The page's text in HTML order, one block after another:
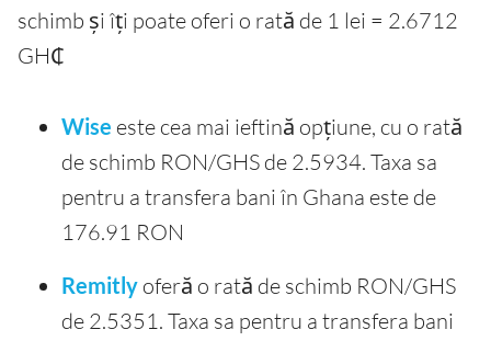
schimb și îți poate oferi o rată de 1 lei = 2.6712
GH₵
Wise este cea mai ieftină opțiune, cu o rată
de schimb RON/GHS de 2.5934. Taxa sa
pentru a transfera bani în Ghana este de
176.91 RON
Remitly oferă o rată de schimb RON/GHS
de 2.5351. Taxa sa pentru a transfera bani